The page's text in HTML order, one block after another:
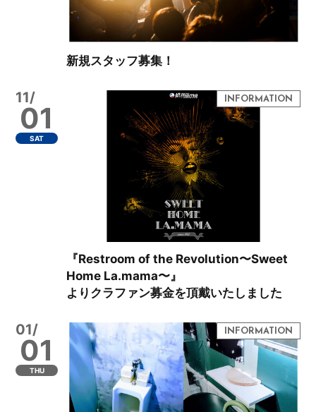
新規スタッフ募集！
11/
01
SAT
『Restroom of the Revolution〜Sweet
Home La.mama〜』
よりクラファン募金を頂戴いたしました
01/
01
THU